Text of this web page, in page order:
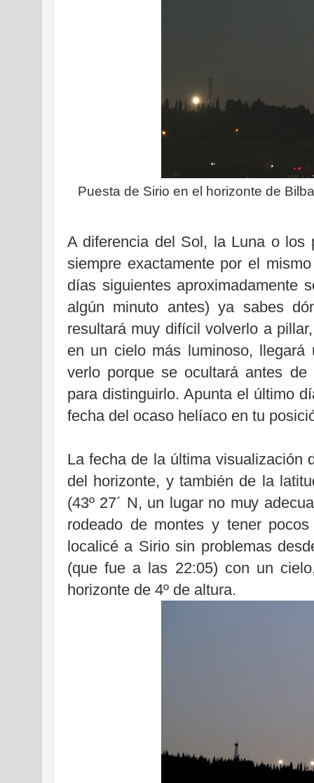
Puesta de Sirio en el horizonte de
A diferencia del Sol, la Luna o los
siempre exactamente por el
días siguientes aproximadamente
algún minuto antes) ya sabes
resultará muy difícil volverlo a
en un cielo más luminoso,
verlo porque se ocultará antes
para distinguirlo. Apunta el último
fecha del ocaso helíaco en tu
La fecha de la última visualización
del horizonte, y también de la
(43º 27´ N, un lugar no muy
rodeado de montes y tener
localicé a Sirio sin problemas
(que fue a las 22:05) con un
horizonte de 4º de altura.